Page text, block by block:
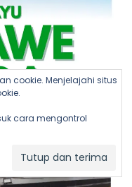
cookie. Menjelajahi situs
cara mengontrol